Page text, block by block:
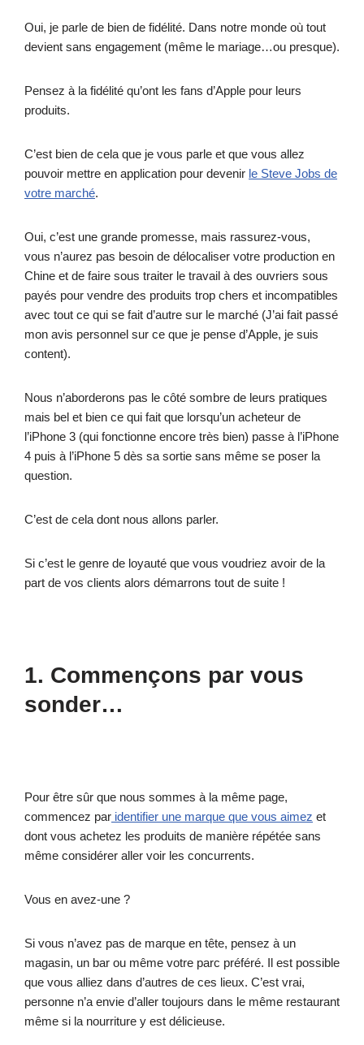
Oui, je parle de bien de fidélité. Dans notre monde où tout
devient sans engagement (même le mariage…ou presque).
Pensez à la fidélité qu’ont les fans d’Apple pour leurs
produits.
C’est bien de cela que je vous parle et que vous allez
pouvoir mettre en application pour devenir le Steve Jobs de
votre marché.
Oui, c’est une grande promesse, mais rassurez-vous,
vous n’aurez pas besoin de délocaliser votre production en
Chine et de faire sous traiter le travail à des ouvriers sous
payés pour vendre des produits trop chers et incompatibles
avec tout ce qui se fait d’autre sur le marché (J’ai fait passé
mon avis personnel sur ce que je pense d’Apple, je suis
content).
Nous n’aborderons pas le côté sombre de leurs pratiques
mais bel et bien ce qui fait que lorsqu’un acheteur de
l’iPhone 3 (qui fonctionne encore très bien) passe à l’iPhone
4 puis à l’iPhone 5 dès sa sortie sans même se poser la
question.
C’est de cela dont nous allons parler.
Si c’est le genre de loyauté que vous voudriez avoir de la
part de vos clients alors démarrons tout de suite !
1. Commençons par vous
sonder…
Pour être sûr que nous sommes à la même page,
commencez par identifier une marque que vous aimez et
dont vous achetez les produits de manière répétée sans
même considérer aller voir les concurrents.
Vous en avez-une ?
Si vous n’avez pas de marque en tête, pensez à un
magasin, un bar ou même votre parc préféré. Il est possible
que vous alliez dans d’autres de ces lieux. C’est vrai,
personne n’a envie d’aller toujours dans le même restaurant
même si la nourriture y est délicieuse.